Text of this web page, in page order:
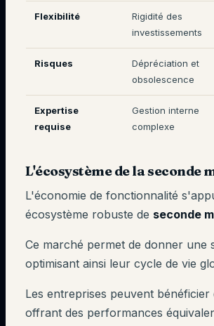
Flexibilité
Rigidité des
investissements
Risques
Dépréciation et
obsolescence
Expertise
requise
Gestion interne
complexe
L'écosystème de laseconde
L'économie de fonctionnalité
écosystème robuste de seconde
Ce marché permet de donner une
optimisant ainsi leur cycle de vie
Les entreprises peuvent
offrant des performances